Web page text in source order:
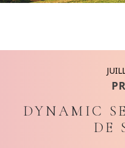
DYNAMIC
DE